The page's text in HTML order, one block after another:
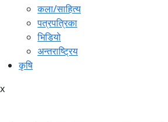
कला/साहित्य
पत्रपत्रिका
भिडियो
अन्तराष्ट्रिय
कृषि
x